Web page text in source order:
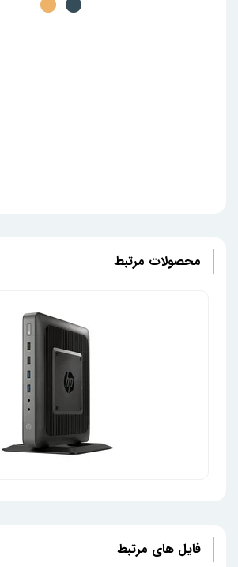
محصولات مرتبط
فایل های مرتبط